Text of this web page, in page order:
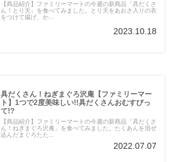
【商品紹介】ファミリーマートの今週の新商品「具だくさ
ん！とり天」を食べてみました。とり天をあおさ入りの衣
をつけて揚げ、か...
2023.10.18
具だくさん！ねぎまぐろ沢庵【ファミリーマー
ト】1つで2度美味しい!!具だくさんおむすびっ
て!?
【商品紹介】ファミリーマートの今週の新商品「具だくさ
ん！ねぎまぐろ沢庵」を食べてみました。たくあんを混ぜ
込んだまぐろたた...
2022.07.07